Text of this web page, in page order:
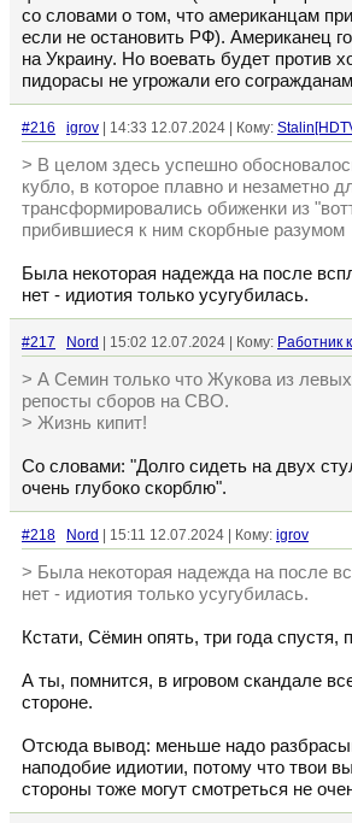
со словами о том, что американцам
если не остановить РФ). Американец
на Украину. Но воевать будет против
пидорасы не угрожали его
#216 igrov | 14:33 12.07.2024 | Кому:
> В целом здесь успешно
кубло, в которое плавно и незаметно
трансформировались обиженки из
прибившиеся к ним скорбные разумом
Была некоторая надежда на после
нет - идиотия только усугубилась.
#217 Nord | 15:02 12.07.2024 | Кому: Работник
> А Семин только что Жукова из
репосты сборов на СВО.
> Жизнь кипит!
Со словами: "Долго сидеть на двух
очень глубоко скорблю".
#218 Nord | 15:11 12.07.2024 | Кому: igrov
> Была некоторая надежда на после
нет - идиотия только усугубилась.
Кстати, Сёмин опять, три года спустя,
А ты, помнится, в игровом скандале
стороне.
Отсюда вывод: меньше надо
наподобие идиотии, потому что твои
стороны тоже могут смотреться не